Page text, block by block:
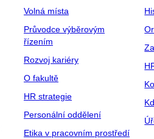
Volná místa
Průvodce výběrovým
řízením
Rozvoj kariéry
O fakultě
HR strategie
Personální oddělení
Etika v pracovním prostředí